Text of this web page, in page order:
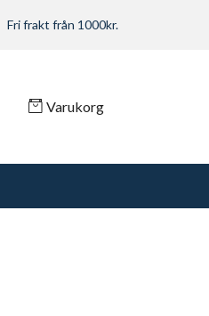
Fri frakt från 1000kr.
Varukorg